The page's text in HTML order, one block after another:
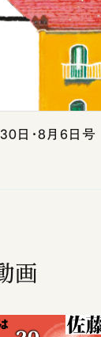
日・8月6日号
画